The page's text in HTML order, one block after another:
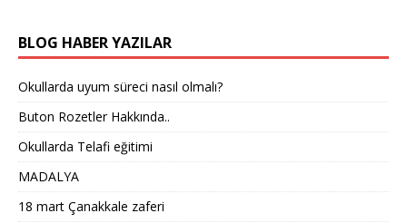
BLOG HABER YAZILAR
Okullarda uyum süreci nasıl olmalı?
Buton Rozetler Hakkında..
Okullarda Telafi eğitimi
MADALYA
18 mart Çanakkale zaferi